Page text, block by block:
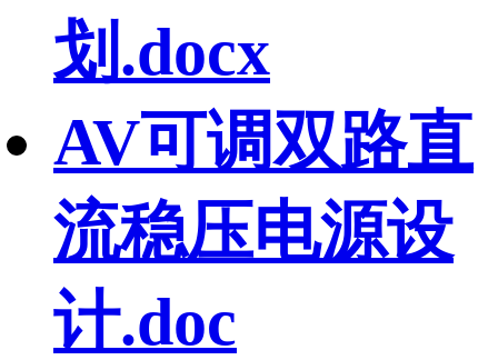
划.docx
AV可调双路直
流稳压电源设
计.doc